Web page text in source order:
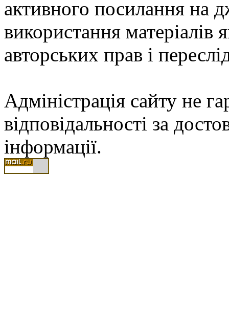
активного посилання на
використання
авторських прав і
Адміністрація сайту не
відповідальності за
інформації.